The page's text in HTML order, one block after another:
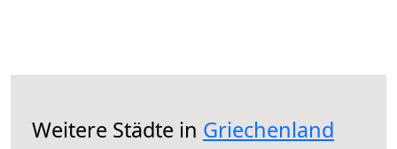
Weitere Städte in Griechenland